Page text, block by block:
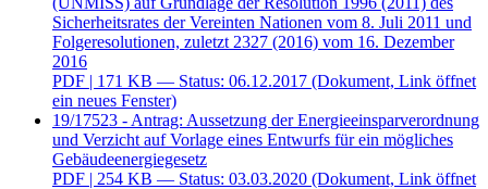
Sicherheitsrates der Vereinten Nationen vom 8. Juli 2011 und
Folgeresolutionen, zuletzt 2327 (2016) vom 16. Dezember
2016
PDF | 171 KB — Status: 06.12.2017 (Dokument, Link öffnet
ein neues Fenster)
19/17523 - Antrag: Aussetzung der Energieeinsparverordnung
und Verzicht auf Vorlage eines Entwurfs für ein mögliches
Gebäudeenergiegesetz
PDF | 254 KB — Status: 03.03.2020 (Dokument, Link öffnet